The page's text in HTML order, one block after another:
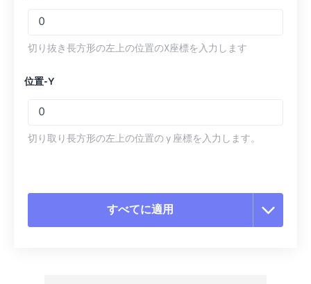
切り抜き長方形の左上の位置のX座標を入力します
位置-Y
切り取り長方形の左上の位置の y 座標を入力します。
すべてに適用